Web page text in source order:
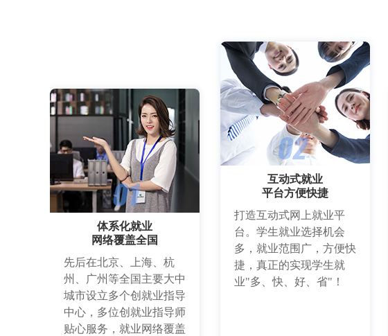
体系化就业
网络覆盖全国
先后在北京、上海、杭
州、广州等全国主要大中
城市设立多个创就业指导
中心，多位创就业指导师
贴心服务，就业网络覆盖
互动式就业
平台方便快捷
打造互动式网上就业平
台。学生就业选择机会
多，就业范围广，方便快
捷，真正的实现学生就
业"多、快、好、省"！